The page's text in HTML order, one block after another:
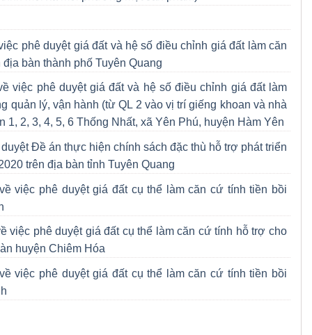
phê duyệt giá đất và hệ số điều chỉnh giá đất làm căn
bàn thành phố Tuyên Quang
việc phê duyệt giá đất và hệ số điều chỉnh giá đất làm
lý, vận hành (từ QL 2 vào vị trí giếng khoan và nhà
2, 3, 4, 5, 6 Thống Nhất, xã Yên Phú, huyện Hàm Yên
Đề án thực hiện chính sách đặc thù hỗ trợ phát triển
trên địa bàn tỉnh Tuyên Quang
việc phê duyệt giá đất cụ thể làm căn cứ tính tiền bồi
việc phê duyệt giá đất cụ thể làm căn cứ tính hỗ trợ cho
huyện Chiêm Hóa
việc phê duyệt giá đất cụ thể làm căn cứ tính tiền bồi